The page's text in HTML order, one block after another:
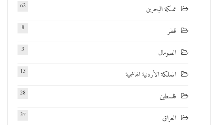
مملكة البحرين 62
قطر 8
الصومال 3
المملكة الأردنية الهاشمية 13
فلسطين 28
العراق 37